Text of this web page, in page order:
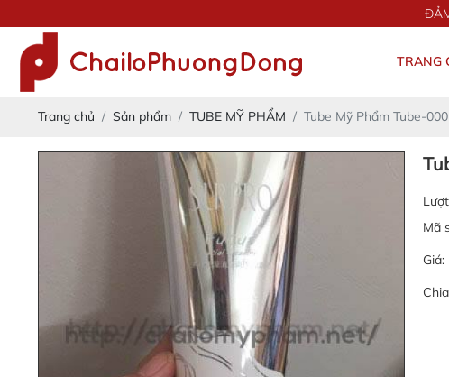
ĐẢM BẢO
TRANG
Trang chủ Sản phẩm TUBE MỸ PHẨM Tube Mỹ Phẩm Tube-
Mã
Giá: